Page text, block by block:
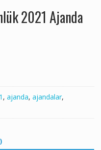
2021 Ajanda
, ajanda, ajandalar,